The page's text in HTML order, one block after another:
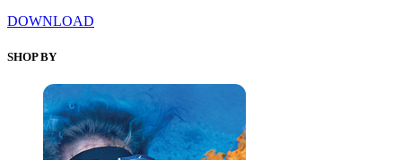
DOWNLOAD
SHOP BY